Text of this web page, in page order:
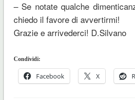
– Se notate qualche
chiedo il favore di avvertirmi!
Grazie e arrivederci! D.Silvano
Condividi:
Facebook X